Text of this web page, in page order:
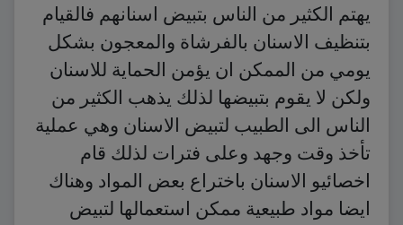
يهتم الكثير من الناس بتبيض اسنانهم فالقيام
بتنظيف الاسنان بالفرشاة والمعجون بشكل
يومي من الممكن ان يؤمن الحماية للاسنان
ولكن لا يقوم بتبيضها لذلك يذهب الكثير من
الناس الى الطبيب لتبيض الاسنان وهي عملية
تأخذ وقت وجهد وعلى فترات لذلك قام
اخصائيو الاسنان باختراع بعض المواد وهناك
ايضا مواد طبيعية ممكن استعمالها لتبيض